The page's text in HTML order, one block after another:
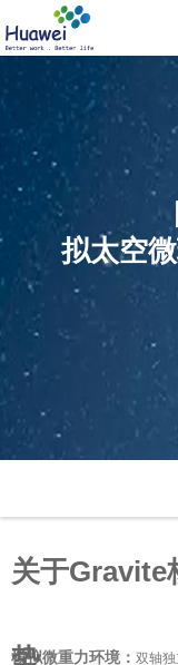
拟太空
关于Gravite
模拟微重力环境： 双轴独